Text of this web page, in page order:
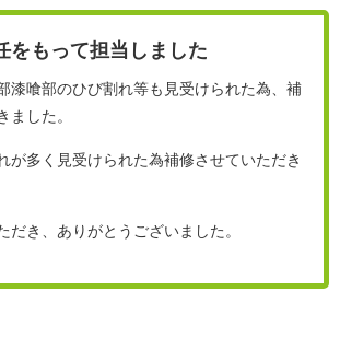
をもって担当しました
漆喰部のひび割れ等も見受けられた為、補
ました。
が多く見受けられた為補修させていただき
だき、ありがとうございました。